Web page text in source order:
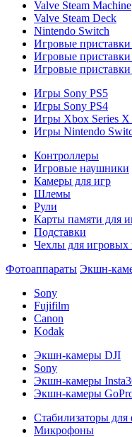
Valve Steam Machine
Valve Steam Deck
Nintendo Switch
Игровые
Игровые
Игровые
Игры Sony PS5
Игры Sony PS4
Игры Xbox Series
Игры Nintendo
Контроллеры
Игровые наушники
Камеры для игр
Шлемы
Рули
Карты памяти для
Подставки
Чехлы для игровых
Фотоаппараты Экшн-
Sony
Fujifilm
Canon
Kodak
Экшн-камеры DJI
Sony
Экшн-камеры
Экшн-камеры
Стабилизаторы для
Микрофоны